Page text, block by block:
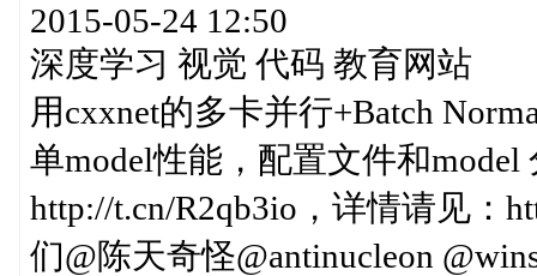
2015-05-24 12:50
深度学习 视觉 代码 教育网站
用cxxnet的多卡并行+Batch
单model性能，配置文件和
http://t.cn/R2qb3io，详情请见：
们@陈天奇怪@antinucleon